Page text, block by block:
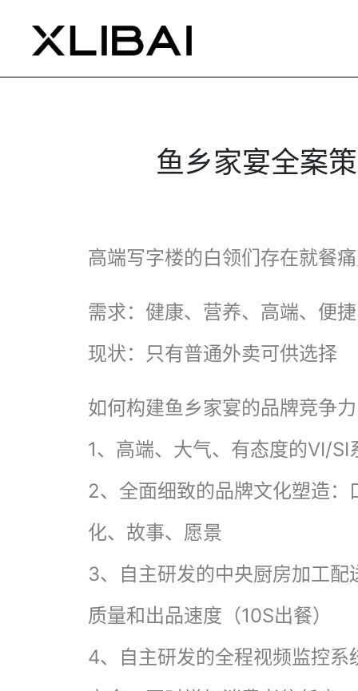
鱼乡家宴全案
高端写字楼的白领们存在就餐
需求：健康、营养、高端、便
现状：只有普通外卖可供选择
如何构建鱼乡家宴的品牌竞争力
1、高端、大气、有态度的VI/SI
2、全面细致的品牌文化塑造：
化、故事、愿景
3、自主研发的中央厨房加工配
质量和出品速度（10S出餐）
4、自主研发的全程视频监控系